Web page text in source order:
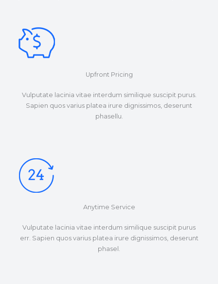
Upfront Pricing
Vulputate lacinia vitae interdum similique suscipit purus.
Sapien quos varius platea irure dignissimos, deserunt
phasellu.
Anytime Service
Vulputate lacinia vitae interdum similique suscipit purus
err. Sapien quos varius platea irure dignissimos, deserunt
phasel.